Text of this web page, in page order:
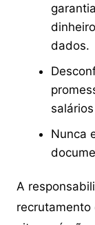
dados.
Nunca
A
recrutamento